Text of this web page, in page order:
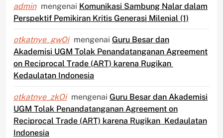
admin mengenai Komunikasi Sambung Nalar dalam
Perspektif Pemikiran Kritis Generasi Milenial (1)
otkatnye_gwOi mengenai Guru Besar dan
Akademisi UGM Tolak Penandatanganan Agreement
on Reciprocal Trade (ART) karena Rugikan
Kedaulatan Indonesia
otkatnye_zkOi mengenai Guru Besar dan Akademisi
UGM Tolak Penandatanganan Agreement on
Reciprocal Trade (ART) karena Rugikan Kedaulatan
Indonesia